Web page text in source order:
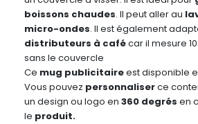
boissons chaudes. Il peut aller au
micro-ondes. Il est également
distributeurs à cafécar il mesure
sans le couvercle
Ce mug publicitaireest disponible
Vous pouvez personnaliserce
un design ou logo en 360 degrés en
le produit.